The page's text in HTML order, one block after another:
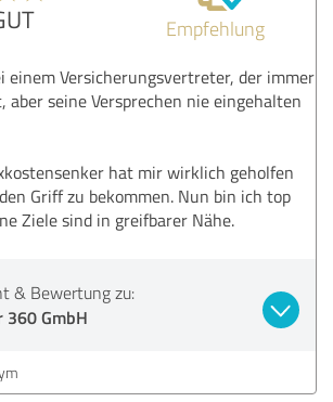
Empfehlung
einem Versicherungsvertreter, der immer
aber seine Versprechen nie eingehalten
hat mir wirklich geholfen
Griff zu bekommen. Nun bin ich top
Ziele sind in greifbarer Nähe.
& Bewertung zu:
360 GmbH